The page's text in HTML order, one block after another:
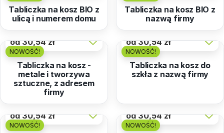
Tabliczka na kosz BIO z
ulicą i numerem domu
Tabliczka na kosz BIO z
nazwą firmy
NOWOŚĆ!
od30,54 zł
Tabliczka na kosz -
metale i tworzywa
sztuczne, z adresem
firmy
NOWOŚĆ!
od30,54 zł
Tabliczka na kosz do
szkła z nazwą firmy
NOWOŚĆ!
od30,54 zł
NOWOŚĆ!
od30,54 zł